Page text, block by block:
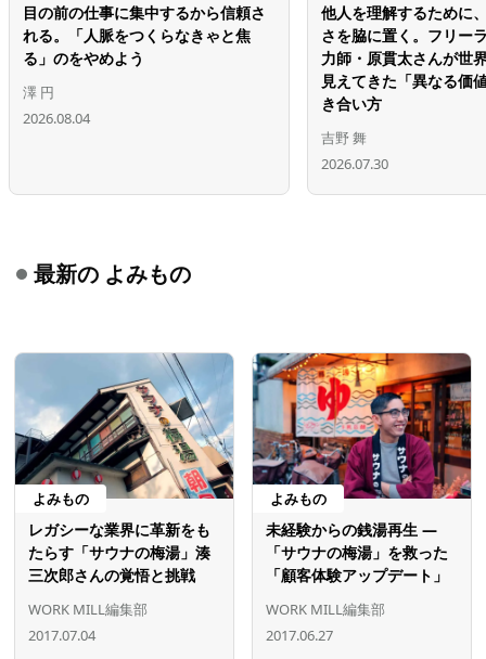
目の前の仕事に集中するから信頼さ
れる。「人脈をつくらなきゃと焦
る」のをやめよう
澤 円
2026.08.04
他人を理解するために
さを脇に置く。フリー
力師・原貫太さんが世
見えてきた「異なる価
き合い方
吉野 舞
2026.07.30
最新の よみもの
よみもの
レガシーな業界に革新をも
たらす「サウナの梅湯」湊
三次郎さんの覚悟と挑戦
WORK MILL編集部
2017.07.04
よみもの
未経験からの銭湯再生 ―
「サウナの梅湯」を救った
「顧客体験アップデート」
WORK MILL編集部
2017.06.27